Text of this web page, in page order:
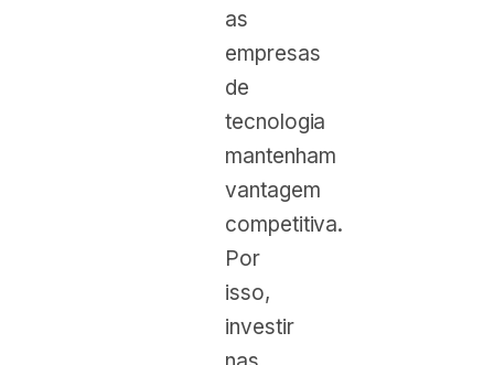
as
empresas
de
tecnologia
mantenham
vantagem
competitiva.
Por
isso,
investir